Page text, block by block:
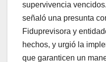
supervivencia
señaló una presunta
Fiduprevisora y
hechos, y urgió la
que garanticen un